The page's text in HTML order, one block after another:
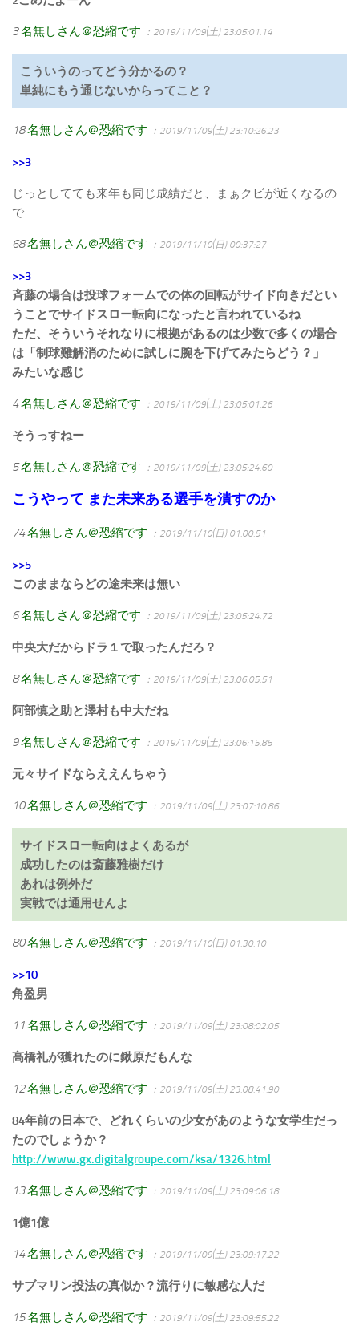
3名無しさん＠恐縮です ：2019/11/09(土) 23:05:01.14
こういうのってどう分かるの？
単純にもう通じないからってこと？
18名無しさん＠恐縮です ：2019/11/09(土) 23:10:26.23
>>3
じっとしてても来年も同じ成績だと、まぁクビが近くなるの
で
68名無しさん＠恐縮です ：2019/11/10(日) 00:37:27
>>3
斉藤の場合は投球フォームでの体の回転がサイド向きだとい
うことでサイドスロー転向になったと言われているね
ただ、そういうそれなりに根拠があるのは少数で多くの場合
は「制球難解消のために試しに腕を下げてみたらどう？」
みたいな感じ
4名無しさん＠恐縮です ：2019/11/09(土) 23:05:01.26
そうっすねー
5名無しさん＠恐縮です ：2019/11/09(土) 23:05:24.60
こうやって また未来ある選手を潰すのか
74名無しさん＠恐縮です ：2019/11/10(日) 01:00:51
>>5
このままならどの途未来は無い
6名無しさん＠恐縮です ：2019/11/09(土) 23:05:24.72
中央大だからドラ１で取ったんだろ？
8名無しさん＠恐縮です ：2019/11/09(土) 23:06:05.51
阿部慎之助と澤村も中大だね
9名無しさん＠恐縮です ：2019/11/09(土) 23:06:15.85
元々サイドならええんちゃう
10名無しさん＠恐縮です ：2019/11/09(土) 23:07:10.86
サイドスロー転向はよくあるが
成功したのは斎藤雅樹だけ
あれは例外だ
実戦では通用せんよ
80名無しさん＠恐縮です ：2019/11/10(日) 01:30:10
>>10
角盈男
11名無しさん＠恐縮です ：2019/11/09(土) 23:08:02.05
高橋礼が獲れたのに鍬原だもんな
12名無しさん＠恐縮です ：2019/11/09(土) 23:08:41.90
84年前の日本で、どれくらいの少女があのような女学生だっ
たのでしょうか？
http://www.gx.digitalgroupe.com/ksa/1326.html
13名無しさん＠恐縮です ：2019/11/09(土) 23:09:06.18
1億1億
14名無しさん＠恐縮です ：2019/11/09(土) 23:09:17.22
サブマリン投法の真似か？流行りに敏感な人だ
15名無しさん＠恐縮です ：2019/11/09(土) 23:09:55.22